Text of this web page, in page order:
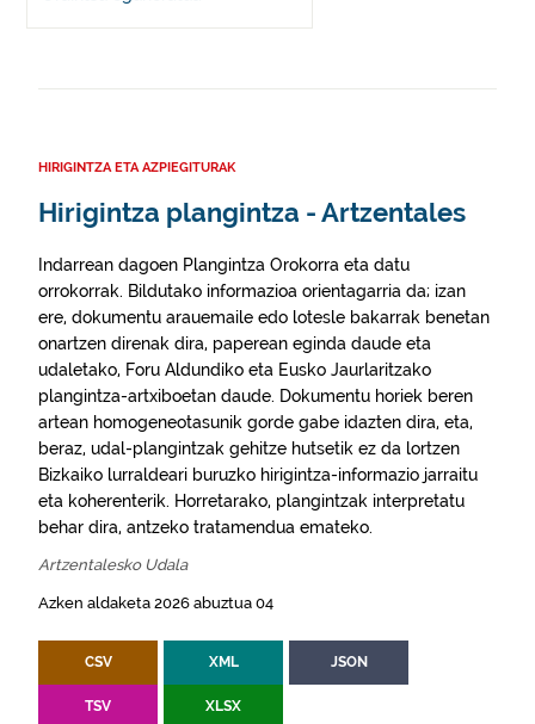
HIRIGINTZA ETA AZPIEGITURAK
Hirigintza plangintza - Artzentales
Indarrean dagoen Plangintza Orokorra eta datu
orrokorrak. Bildutako informazioa orientagarria da; izan
ere, dokumentu arauemaile edo lotesle bakarrak benetan
onartzen direnak dira, paperean eginda daude eta
udaletako, Foru Aldundiko eta Eusko Jaurlaritzako
plangintza-artxiboetan daude. Dokumentu horiek beren
artean homogeneotasunik gorde gabe idazten dira, eta,
beraz, udal-plangintzak gehitze hutsetik ez da lortzen
Bizkaiko lurraldeari buruzko hirigintza-informazio jarraitu
eta koherenterik. Horretarako, plangintzak interpretatu
behar dira, antzeko tratamendua emateko.
Artzentalesko Udala
Azken aldaketa 2026 abuztua 04
CSV XML JSON
TSV XLSX